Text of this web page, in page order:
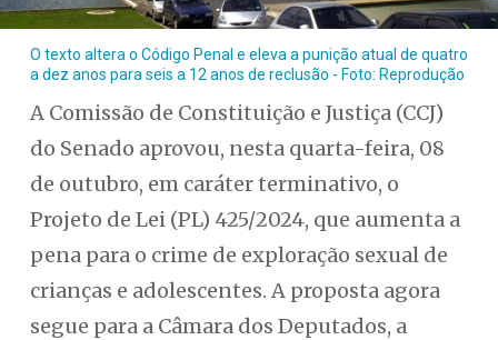
O texto altera o Código Penal e eleva a punição atual de quatro
a dez anos para seis a 12 anos de reclusão - Foto: Reprodução
A Comissão de Constituição e Justiça (CCJ)
do Senado aprovou, nesta quarta-feira, 08
de outubro, em caráter terminativo, o
Projeto de Lei (PL) 425/2024, que aumenta a
pena para o crime de exploração sexual de
crianças e adolescentes. A proposta agora
segue para a Câmara dos Deputados, a